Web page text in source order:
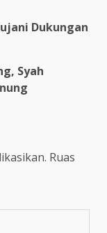
Dukungan
Syah
Ruas